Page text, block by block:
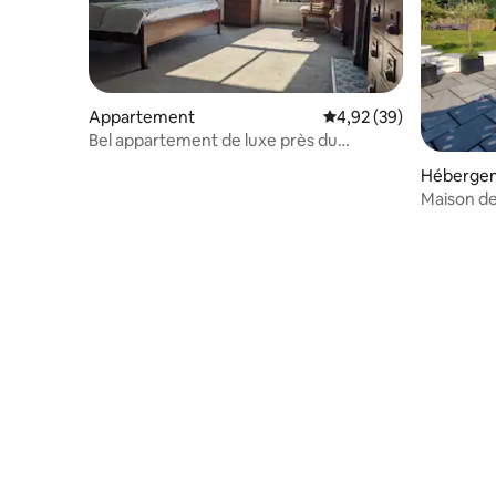
Appartement Évaluation moyenne
4,92 (39)
Bel appartement de luxe près du
Maison